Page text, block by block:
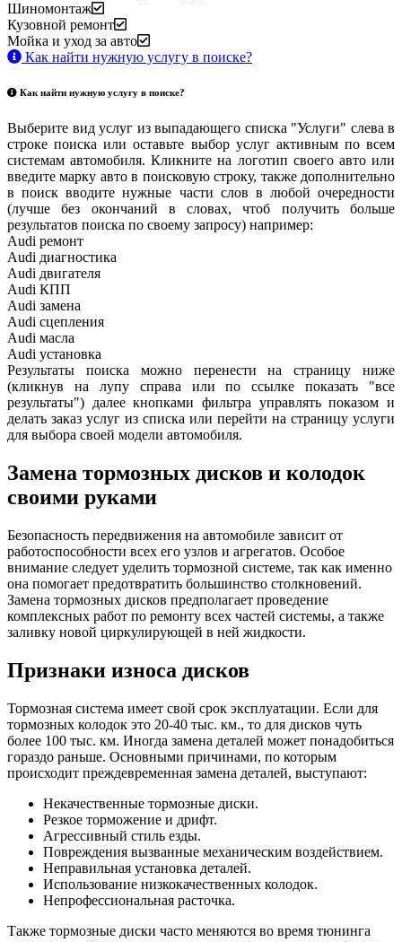
Шиномонтаж
Кузовной ремонт
Мойка и уход за авто
Как найти нужную услугу в поиске?
Как найти нужную услугу в поиске?
Выберите вид услуг из выпадающего списка "Услуги" слева в
строке поиска или оставьте выбор услуг активным по всем
системам автомобиля. Кликните на логотип своего авто или
введите марку авто в поисковую строку, также дополнительно
в поиск вводите нужные части слов в любой очередности
(лучше без окончаний в словах, чтоб получить больше
результатов поиска по своему запросу) например:
Audi ремонт
Audi диагностика
Audi двигателя
Audi КПП
Audi замена
Audi сцепления
Audi масла
Audi установка
Результаты поиска можно перенести на страницу ниже
(кликнув на лупу справа или по ссылке показать "все
результаты") далее кнопками фильтра управлять показом и
делать заказ услуг из списка или перейти на страницу услуги
для выбора своей модели автомобиля.
Замена тормозных дисков и колодок
своими руками
Безопасность передвижения на автомобиле зависит от
работоспособности всех его узлов и агрегатов. Особое
внимание следует уделить тормозной системе, так как именно
она помогает предотвратить большинство столкновений.
Замена тормозных дисков предполагает проведение
комплексных работ по ремонту всех частей системы, а также
заливку новой циркулирующей в ней жидкости.
Признаки износа дисков
Тормозная система имеет свой срок эксплуатации. Если для
тормозных колодок это 20-40 тыс. км., то для дисков чуть
более 100 тыс. км. Иногда замена деталей может понадобиться
гораздо раньше. Основными причинами, по которым
происходит преждевременная замена деталей, выступают:
Некачественные тормозные диски.
Резкое торможение и дрифт.
Агрессивный стиль езды.
Повреждения вызванные механическим воздействием.
Неправильная установка деталей.
Использование низкокачественных колодок.
Непрофессиональная расточка.
Также тормозные диски часто меняются во время тюнинга